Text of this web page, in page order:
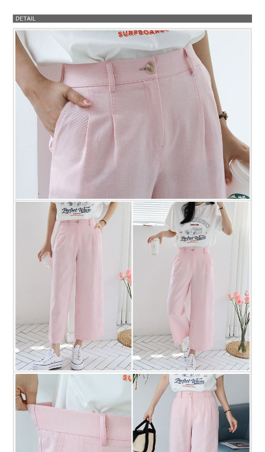
프 하세요!